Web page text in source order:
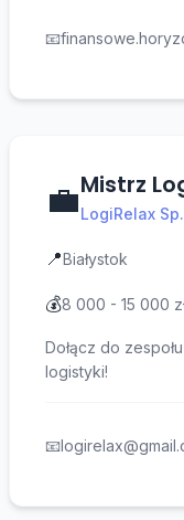
📧
💼Mistrz
LogiRelax
📍Białystok
💰8 000 - 15 000
Dołącz do
logistyki!
📧